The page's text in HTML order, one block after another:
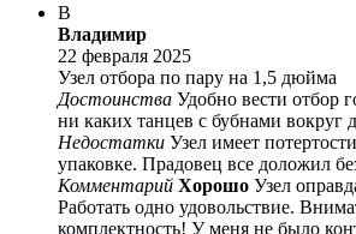
В
Владимир
22 февраля 2025
Узел отбора по пару на 1,5 дюйма
Достоинства Удобно вести отбор
ни каких танцев с бубнами вокруг
Недостатки Узел имеет
упаковке. Прадовец все доложил
Комментарий Хорошо Узел
Работать одно удовольствие.
комплектность! У меня не было